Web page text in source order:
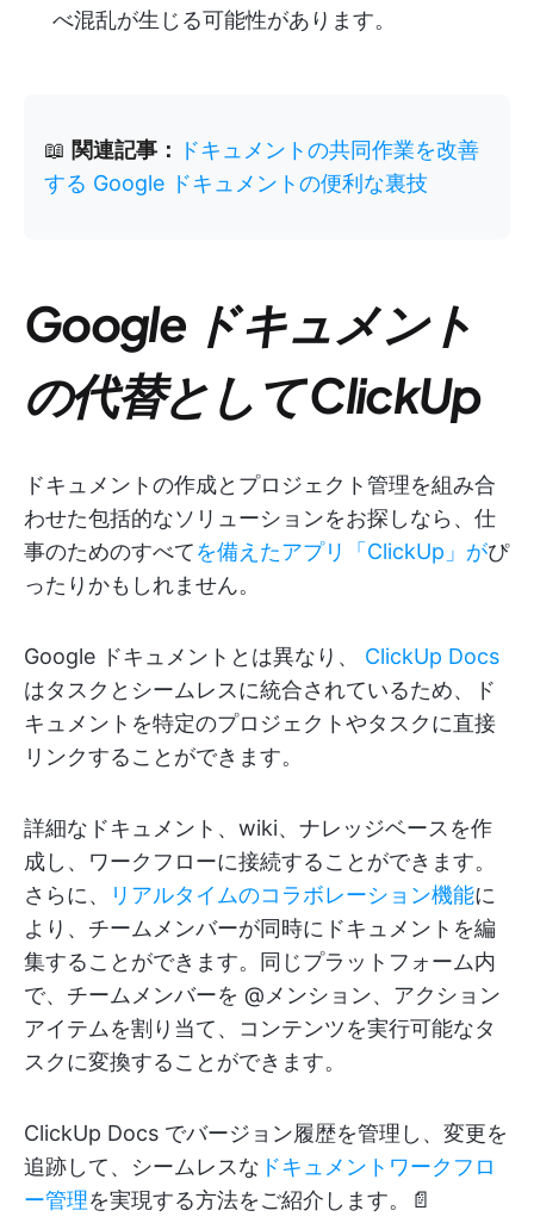
べ混乱が生じる可能性があります。
📖 関連記事：
ドキュメントの共同作業を改善
する Google ドキュメントの便利な裏技
Google ドキュメント
の代替として ClickUp
ドキュメントの作成とプロジェクト管理を組み合
わせた包括的なソリューションをお探しなら、仕
事のためのすべてを備えたアプリ「ClickUp」がぴ
ったりかもしれません。
Google ドキュメントとは異なり、
ClickUp Docs
はタスクとシームレスに統合されているため、ド
キュメントを特定のプロジェクトやタスクに直接
リンクすることができます。
詳細なドキュメント、wiki、ナレッジベースを作
成し、ワークフローに接続することができます。
さらに、
リアルタイムのコラボレーション機能に
より、チームメンバーが同時にドキュメントを編
集することができます。同じプラットフォーム内
で、チームメンバーを @メンション、アクション
アイテムを割り当て、コンテンツを実行可能なタ
スクに変換することができます。
ClickUp Docs でバージョン履歴を管理し、変更を
追跡して、シームレスな ドキュメントワークフロ
ー管理を実現する方法をご紹介します。📄